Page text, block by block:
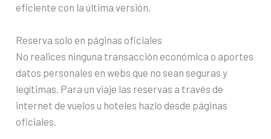
eficiente con la última versión.
Reserva solo en páginas oficiales
No realices ninguna transacción económica o aportes
datos personales en webs que no sean seguras y
legítimas. Para un viaje las reservas a través de
internet de vuelos u hoteles hazlo desde páginas
oficiales.